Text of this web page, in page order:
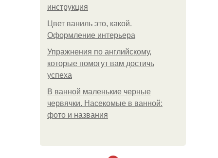
инструкция
Цвет ваниль это, какой.
Оформление интерьера
Упражнения по английскому,
которые помогут вам достичь
успеха
В ванной маленькие черные
червячки. Насекомые в ванной:
фото и названия